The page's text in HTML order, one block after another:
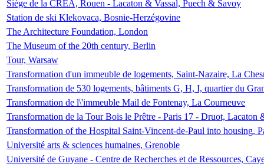
Siège de la CREA, Rouen - Lacaton & Vassal, Puech & Savoy
Station de ski Klekovaca, Bosnie-Herzégovine
The Architecture Foundation, London
The Museum of the 20th century, Berlin
Tour, Warsaw
Transformation d'un immeuble de logements, Saint-Nazaire, La
Transformation de 530 logements, bâtiments G, H, I, quartier du
Transformation de l\'immeuble Mail de Fontenay, La Courneuve
Transformation de la Tour Bois le Prêtre - Paris 17 - Druot, Lacaton
Transformation of the Hospital Saint-Vincent-de-Paul into housing,
Université arts & sciences humaines, Grenoble
Université de Guyane - Centre de Recherches et de Ressources,